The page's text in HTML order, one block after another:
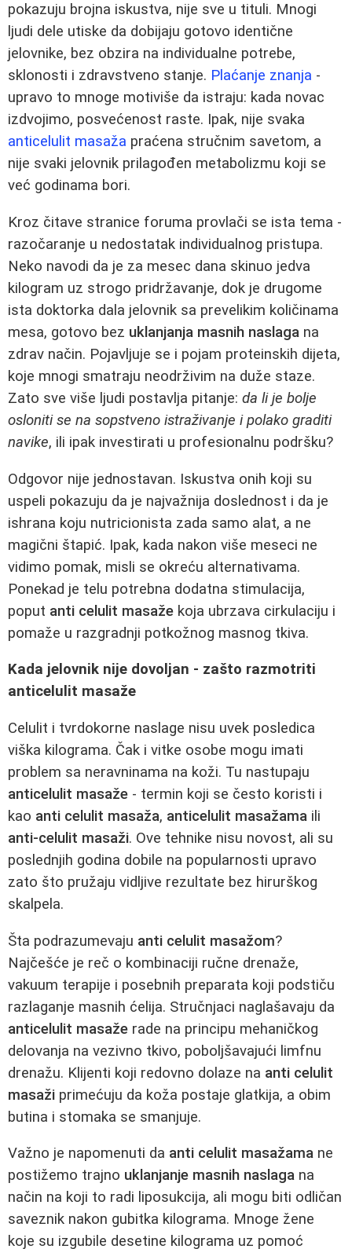
pokazuju brojna iskustva, nije sve u tituli. Mnogi
ljudi dele utiske da dobijaju gotovo identične
jelovnike, bez obzira na individualne potrebe,
sklonosti i zdravstveno stanje. Plaćanje znanja -
upravo to mnoge motiviše da istraju: kada novac
izdvojimo, posvećenost raste. Ipak, nije svaka
anticelulit masaža praćena stručnim savetom, a
nije svaki jelovnik prilagođen metabolizmu koji se
već godinama bori.
Kroz čitave stranice foruma provlači se ista tema -
razočaranje u nedostatak individualnog pristupa.
Neko navodi da je za mesec dana skinuo jedva
kilogram uz strogo pridržavanje, dok je drugome
ista doktorka dala jelovnik sa prevelikim količinama
mesa, gotovo bez uklanjanja masnih naslaga na
zdrav način. Pojavljuje se i pojam proteinskih dijeta,
koje mnogi smatraju neodrživim na duže staze.
Zato sve više ljudi postavlja pitanje: da li je bolje
osloniti se na sopstveno istraživanje i polako graditi
navike, ili ipak investirati u profesionalnu podršku?
Odgovor nije jednostavan. Iskustva onih koji su
uspeli pokazuju da je najvažnija doslednost i da je
ishrana koju nutricionista zada samo alat, a ne
magični štapić. Ipak, kada nakon više meseci ne
vidimo pomak, misli se okreću alternativama.
Ponekad je telu potrebna dodatna stimulacija,
poput anti celulit masaže koja ubrzava cirkulaciju i
pomaže u razgradnji potkožnog masnog tkiva.
Kada jelovnik nije dovoljan - zašto razmotriti
anticelulit masaže
Celulit i tvrdokorne naslage nisu uvek posledica
viška kilograma. Čak i vitke osobe mogu imati
problem sa neravninama na koži. Tu nastupaju
anticelulit masaže - termin koji se često koristi i
kao anti celulit masaža, anticelulit masažama ili
anti-celulit masaži. Ove tehnike nisu novost, ali su
poslednjih godina dobile na popularnosti upravo
zato što pružaju vidljive rezultate bez hirurškog
skalpela.
Šta podrazumevaju anti celulit masažom?
Najčešće je reč o kombinaciji ručne drenaže,
vakuum terapije i posebnih preparata koji podstiču
razlaganje masnih ćelija. Stručnjaci naglašavaju da
anticelulit masaže rade na principu mehaničkog
delovanja na vezivno tkivo, poboljšavajući limfnu
drenažu. Klijenti koji redovno dolaze na anti celulit
masaži primećuju da koža postaje glatkija, a obim
butina i stomaka se smanjuje.
Važno je napomenuti da anti celulit masažama ne
postižemo trajno uklanjanje masnih naslaga na
način na koji to radi liposukcija, ali mogu biti odličan
saveznik nakon gubitka kilograma. Mnoge žene
koje su izgubile desetine kilograma uz pomoć